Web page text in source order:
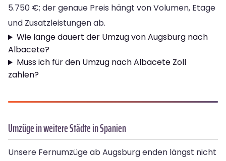
5.750 €; der genaue Preis hängt von Volumen, Etage
und Zusatzleistungen ab.
Wie lange dauert der Umzug von Augsburg nach
Albacete?
Muss ich für den Umzug nach Albacete Zoll
zahlen?
Umzüge in weitere Städte in Spanien
Unsere Fernumzüge ab Augsburg enden längst nicht